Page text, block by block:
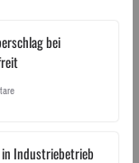
bei
Industriebetrieb